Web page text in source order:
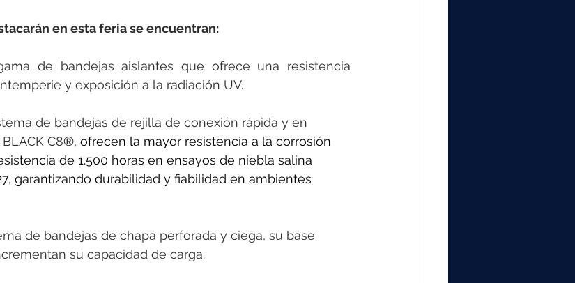
en esta feria se encuentran:
de bandejas aislantes que ofrece una resistencia
y exposición a la radiación UV.
de bandejas de rejilla de conexión rápida y en
C8®, ofrecen la mayor resistencia a la corrosión
de 1.500 horas en ensayos de niebla salina
garantizando durabilidad y fiabilidad en ambientes
de bandejas de chapa perforada y ciega, su base
su capacidad de carga.